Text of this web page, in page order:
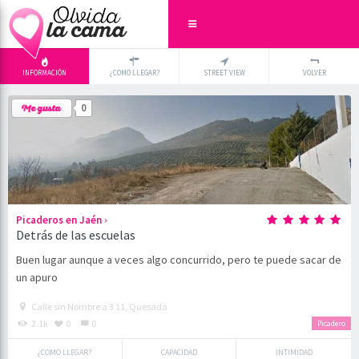
INFORMACIÓN ¿COMO LLEGAR? STREET VIEW VOLVER
0
Picaderos en Jaén›
Detrás de las escuelas
Buen lugar aunque a veces algo concurrido, pero te puede sacar de
un apuro
Picadero
Calle sin Nombre a 3 11, Quesada
2.1k
0 0
¿COMO LLEGAR? CAPACIDAD INTIMIDAD